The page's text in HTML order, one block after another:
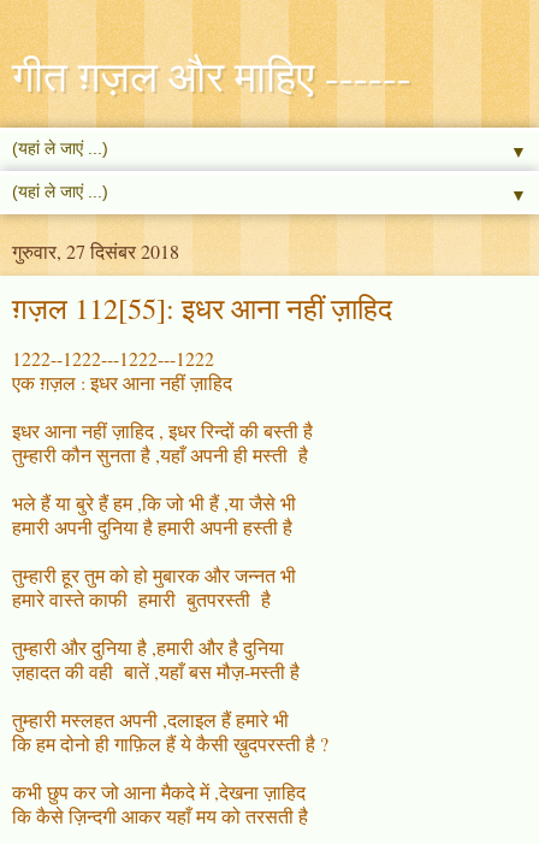
गीत ग़ज़ल और माहिए ------
▼
▼
गुरुवार, 27 दिसंबर 2018
ग़ज़ल 112[55]: इधर आना नहीं ज़ाहिद
1222--1222---1222---1222
एक ग़ज़ल : इधर आना नहीं ज़ाहिद
इधर आना नहीं ज़ाहिद , इधर रिन्दों की बस्ती है
तुम्हारी कौन सुनता है ,यहाँ अपनी ही मस्ती है
भले हैं या बुरे हैं हम ,कि जो भी हैं ,या जैसे भी
हमारी अपनी दुनिया है हमारी अपनी हस्ती है
तुम्हारी हूर तुम को हो मुबारक और जन्नत भी
हमारे वास्ते काफी हमारी बुतपरस्ती है
तुम्हारी और दुनिया है ,हमारी और है दुनिया
ज़हादत की वही बातें ,यहाँ बस मौज़-मस्ती है
तुम्हारी मस्लहत अपनी ,दलाइल हैं हमारे भी
कि हम दोनो ही गाफ़िल हैं ये कैसी ख़ुदपरस्ती है ?
कभी छुप कर जो आना मैकदे में ,देखना ज़ाहिद
कि कैसे ज़िन्दगी आकर यहाँ मय को तरसती है